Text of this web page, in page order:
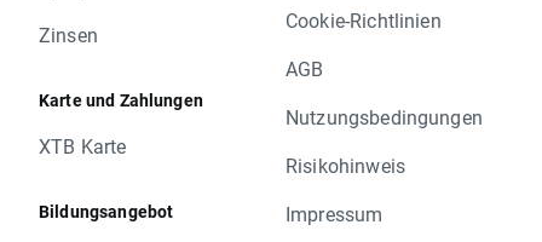
Zinsen
Karte und Zahlungen
XTB Karte
Bildungsangebot
Cookie-Richtlinien
AGB
Nutzungsbedingungen
Risikohinweis
Impressum